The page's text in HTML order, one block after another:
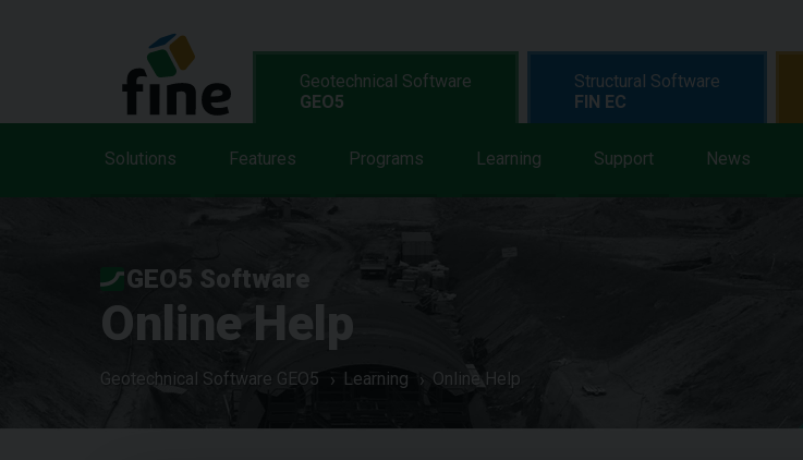
Geotechnical Software
GEO5
Solutions Features Programs Learning Support News
Structural Software
FIN EC
GEO5 Software
Online Help
Geotechnical Software GEO5 Learning Online Help